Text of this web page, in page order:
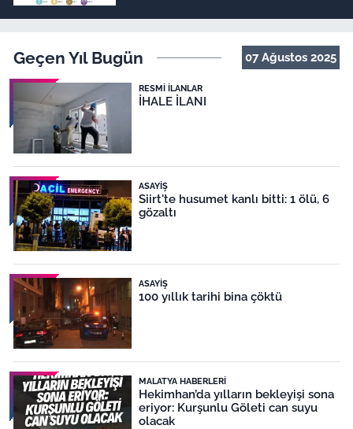
Geçen Yıl Bugün 07 Ağustos 2025
RESMI İLANLAR
İHALE İLANI
ASAYIŞ
Siirt'te husumet kanlı bitti: 1 ölü, 6
gözaltı
ASAYIŞ
100 yıllık tarihi bina çöktü
MALATYA HABERLERI
Hekimhan’da yılların bekleyişi sona
eriyor: Kurşunlu Göleti can suyu
olacak